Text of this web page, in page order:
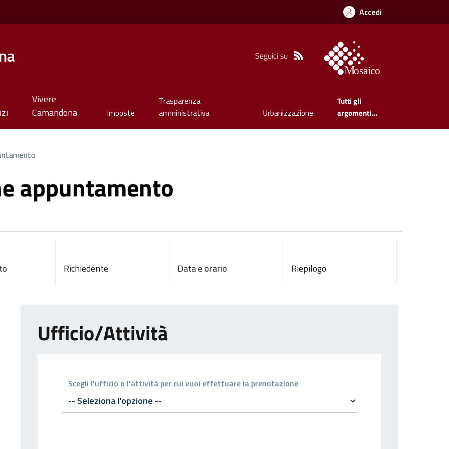
Accedi
Seguici su
Vivere
Camandona
Imposte
Trasparenza
amministrativa
Urbanizzazione
Tutti gli
argomenti...
appuntamento
Richiedente Data e orario Riepilogo
Ufficio/Attività
Scegli l'ufficio o l'attività per cui vuoi effettuare la prenotazione